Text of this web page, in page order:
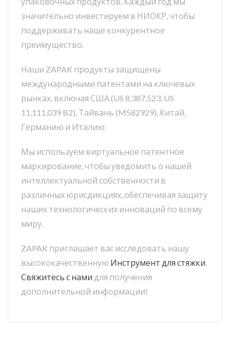
значительно инвестируем в НИОКР, чтобы
поддерживать наше конкурентное
преимущество.
Наши ZAPAK продукты защищены
международными патентами на ключевых
рынках, включая США (US 8,387,523, US
11,111,039 B2), Тайвань (M582929), Китай,
Германию и Италию.
Мы используем виртуальное патентное
маркирование, чтобы уведомить о нашей
интеллектуальной собственности в
различных юрисдикциях, обеспечивая защиту
наших технологических инноваций по всему
миру.
ZAPAK приглашает вас исследовать нашу
высококачественную Инструмент для стяжки.
Свяжитесь с нами для получения
дополнительной информации!